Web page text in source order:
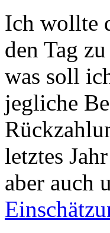
Ich wollte
den Tag
was soll
jegliche
letztes
aber auch